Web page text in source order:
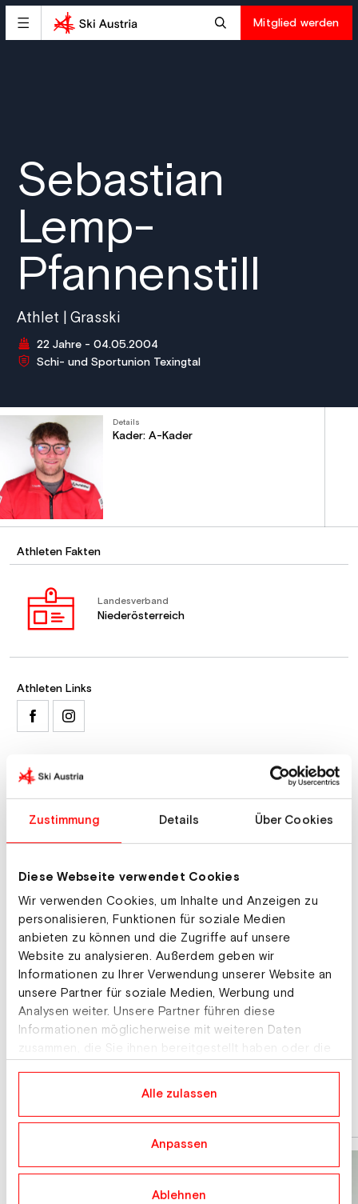
Zustimmung Details Über Cookies
Diese Webseite verwendet Cookies
Wir verwenden Cookies, um Inhalte und Anzeigen zu
personalisieren, Funktionen für soziale Medien
anbieten zu können und die Zugriffe auf unsere
Website zu analysieren. Außerdem geben wir
Informationen zu Ihrer Verwendung unserer Website an
unsere Partner für soziale Medien, Werbung und
Analysen weiter. Unsere Partner führen diese
Informationen möglicherweise mit weiteren Daten
zusammen, die Sie ihnen bereitgestellt haben oder die
Alle zulassen
Anpassen
Ablehnen
Mitglied werden
Sebastian
Lemp-
Pfannenstill
Athlet | Grasski
22 Jahre - 04.05.2004
Schi- und Sportunion Texingtal
Details
Kader: A-Kader
Athleten Fakten
Landesverband
Niederösterreich
Athleten Links
Ausrüster & Sponsoren
Ski: Grasski.net
Schuhe: Atomic
Brille: Naked
Helm: Atomic
Hobbies
Ski Alpine, Ski Tour, Bergsteigen